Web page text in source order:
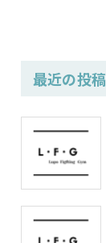
最近の投稿